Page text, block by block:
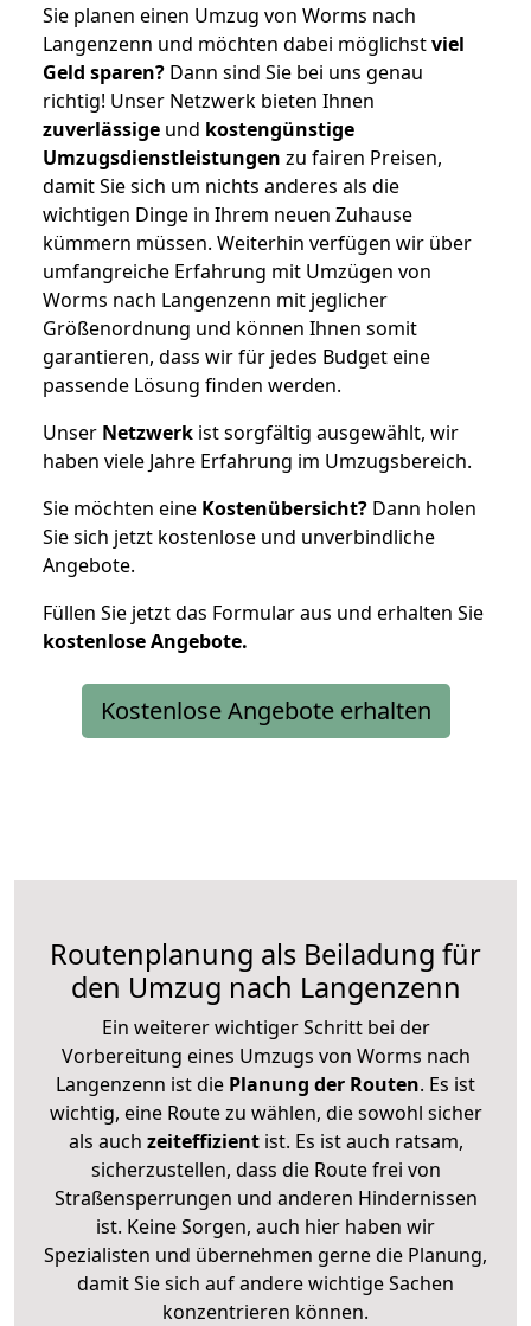
Sie planen einen Umzug von Worms nach
Langenzenn und möchten dabei möglichstviel
Geld sparen? Dann sind Sie bei uns genau
richtig! Unser Netzwerk bieten Ihnen
zuverlässige und kostengünstige
Umzugsdienstleistungen zu fairen Preisen,
damit Sie sich um nichts anderes als die
wichtigen Dinge in Ihrem neuen Zuhause
kümmern müssen. Weiterhin verfügen wir über
umfangreiche Erfahrung mit Umzügen von
Worms nach Langenzenn mit jeglicher
Größenordnung und können Ihnen somit
garantieren, dass wir für jedes Budget eine
passende Lösung finden werden.
Unser Netzwerk ist sorgfältig ausgewählt, wir
haben viele Jahre Erfahrung im Umzugsbereich.
Sie möchten eine Kostenübersicht? Dann holen
Sie sich jetzt kostenlose und unverbindliche
Angebote.
Füllen Sie jetzt das Formular aus und erhalten Sie
kostenloseAngebote.
Kostenlose Angebote erhalten
Routenplanung als Beiladung für
den Umzug nach Langenzenn
Ein weiterer wichtiger Schritt bei der
Vorbereitung eines Umzugs von Worms nach
Langenzenn ist die Planung der Routen. Es ist
wichtig, eine Route zu wählen, die sowohl sicher
als auch zeiteffizientist. Es ist auch ratsam,
sicherzustellen, dass die Route frei von
Straßensperrungen und anderen Hindernissen
ist. Keine Sorgen, auch hier haben wir
Spezialisten und übernehmen gerne die Planung,
damit Sie sich auf andere wichtige Sachen
konzentrieren können.